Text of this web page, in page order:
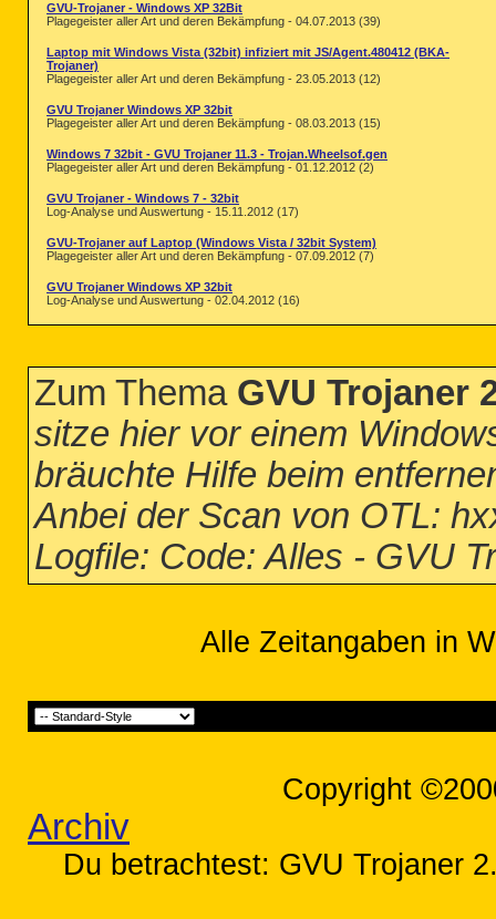
GVU-Trojaner - Windows XP 32Bit
Plagegeister aller Art und deren Bekämpfung - 04.07.2013 (39)
Laptop mit Windows Vista (32bit) infiziert mit JS/Agent.480412 (BKA-
Trojaner)
Plagegeister aller Art und deren Bekämpfung - 23.05.2013 (12)
GVU Trojaner Windows XP 32bit
Plagegeister aller Art und deren Bekämpfung - 08.03.2013 (15)
Windows 7 32bit - GVU Trojaner 11.3 - Trojan.Wheelsof.gen
Plagegeister aller Art und deren Bekämpfung - 01.12.2012 (2)
GVU Trojaner - Windows 7 - 32bit
Log-Analyse und Auswertung - 15.11.2012 (17)
GVU-Trojaner auf Laptop (Windows Vista / 32bit System)
Plagegeister aller Art und deren Bekämpfung - 07.09.2012 (7)
GVU Trojaner Windows XP 32bit
Log-Analyse und Auswertung - 02.04.2012 (16)
Zum Thema GVU Trojaner
sitze hier vor einem
bräuchte Hilfe beim
Anbei der Scan von OTL:
Logfile: Code: Alles - GVU
Alle Zeitangaben in
Copyright
Archiv
Du betrachtest: GVU Trojaner